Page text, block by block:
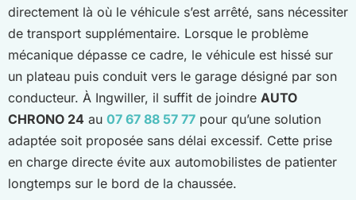
directement là où le véhicule s’est arrêté, sans nécessiter
de transport supplémentaire. Lorsque le problème
mécanique dépasse ce cadre, le véhicule est hissé sur
un plateau puis conduit vers le garage désigné par son
conducteur. À Ingwiller, il suffit de joindre AUTO
CHRONO 24 au 07 67 88 57 77 pour qu’une solution
adaptée soit proposée sans délai excessif. Cette prise
en charge directe évite aux automobilistes de patienter
longtemps sur le bord de la chaussée.